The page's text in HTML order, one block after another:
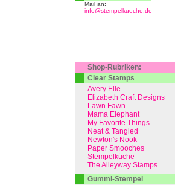
Mail an:
info@stempelkueche.de
Shop-Rubriken:
Clear Stamps
Avery Elle
Elizabeth Craft Designs
Lawn Fawn
Mama Elephant
My Favorite Things
Neat & Tangled
Newton's Nook
Paper Smooches
Stempelküche
The Alleyway Stamps
Gummi-Stempel